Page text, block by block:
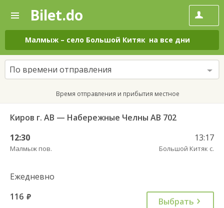
—
Поиск
и
покупка
билетов
на
автобус
онлайн
Bilet.do
Малмыж – село Большой Китяк на все дни
По времени отправления
Время отправления и прибытия местное
Киров г. АВ — Набережные Челны АВ 702
12:30
Малмыж пов.
13:17
Большой Китяк с.
Ежедневно
116 руб. Выбрать